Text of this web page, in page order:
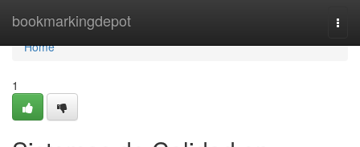
bookmarkingdepot
Home
Home
1